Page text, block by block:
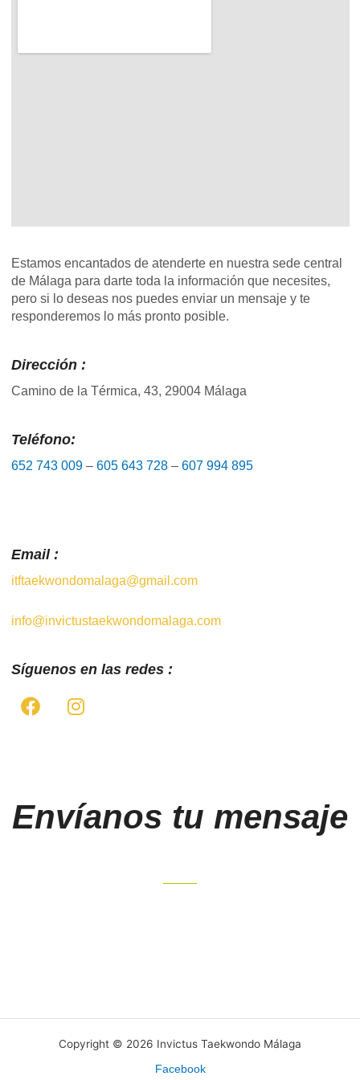
Estamos encantados de atenderte en nuestra sede central
de Málaga para darte toda la información que necesites,
pero si lo deseas nos puedes enviar un mensaje y te
responderemos lo más pronto posible.
Dirección :
Camino de la Térmica, 43, 29004 Málaga
Teléfono:
652 743 009– 605 643 728– 607 994 895
Email :
itftaekwondomalaga@gmail.com
info@invictustaekwondomalaga.com
Síguenos en las redes :
F
a
o
k
I
n
r
a
Envíanos tu mensaje
Copyright © 2026 Invictus Taekwondo Málaga
Facebook